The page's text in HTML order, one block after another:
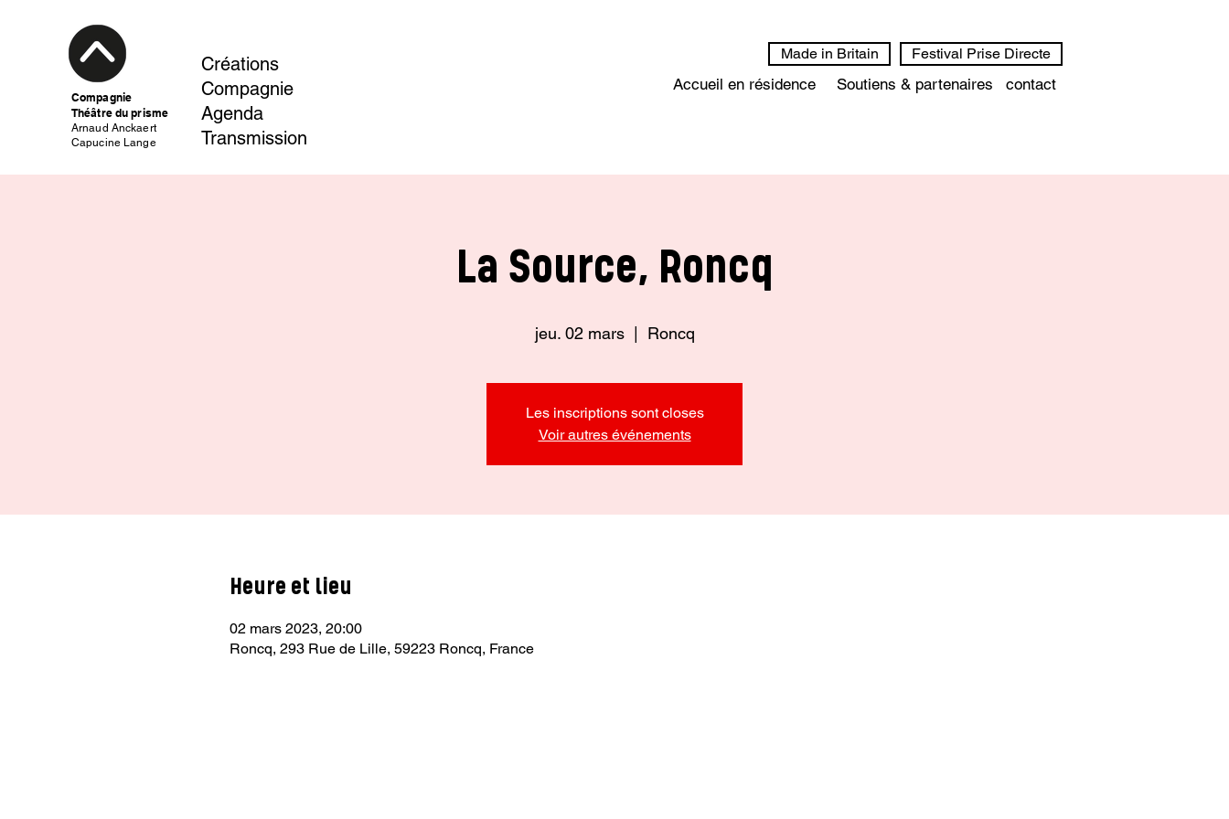
Créations
Compagnie
Agenda
Transmission
Compagnie
Théâtre du prisme
Arnaud Anckaert
Capucine Lange
Made in Britain Festival Prise Directe
Accueil en résidence Soutiens & partenaires contact
La Source, Roncq
jeu. 02 mars
  |
Roncq
Les inscriptions sont closes
Voir autres événements
Heure et lieu
02 mars 2023, 20:00
Roncq, 293 Rue de Lille, 59223 Roncq, France